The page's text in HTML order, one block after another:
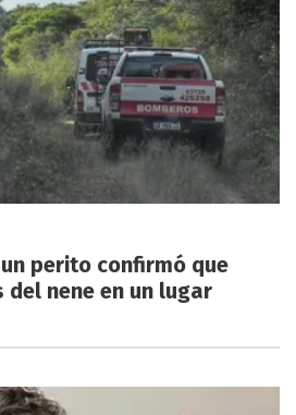
perito confirmó que
nene en un lugar